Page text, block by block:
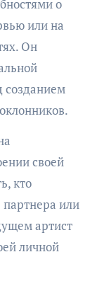
о
или на
Он
созданием
своей
кто
партнера или
артист
личной